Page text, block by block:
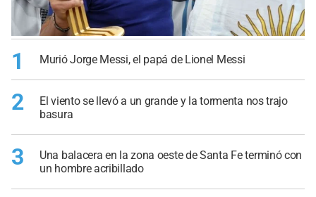
1 Murió Jorge Messi, el papá de Lionel Messi
2
El viento se llevó a un grande y la tormenta nos trajo
basura
3
Una balacera en la zona oeste de Santa Fe terminó con
un hombre acribillado